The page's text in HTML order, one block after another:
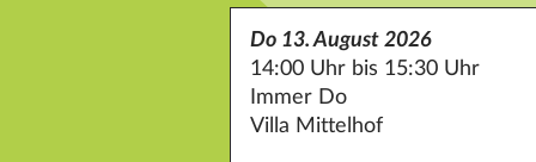
Do 13. August 2026
14:00 Uhr bis 15:30 Uhr
Immer Do
Villa Mittelhof